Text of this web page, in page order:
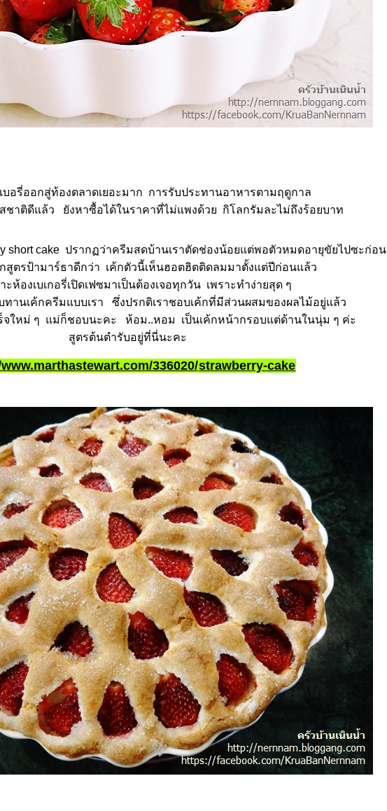
บอรี่ออกสู่ท้องตลาดเยอะมาก การรับประทานอาหารตามฤดูกาล
ชาติดีแล้ว ยังหาซื้อได้ในราคาที่ไม่แพงด้วย กิโลกรัมละไม่ถึงร้อยบาท
short cake ปรากฏว่าครีมสดบ้านเราตัดช่องน้อยแต่พอตัวหมดอายุขัยไปซะก่อน
สูตรป้ามาร์ธาดีกว่า เค้กตัวนี้เห็นฮอตฮิตติดลมมาตั้งแต่ปีก่อนแล้ว
ห้องเบเกอรี่เปิดเฟซมาเป็นต้องเจอทุกวัน เพราะทำง่ายสุด ๆ
ทานเค้กครีมแบบเรา ซึ่งปรกติเราชอบเค้กที่มีส่วนผสมของผลไม้อยู่แล้ว
จใหม่ ๆ แม่ก็ชอบนะคะ ห้อม..หอม เป็นเค้กหน้ากรอบแต่ด้านในนุ่ม ๆ ค่ะ
สูตรต้นตำรับอยู่ที่นี่นะคะ
336020/strawberry-cake